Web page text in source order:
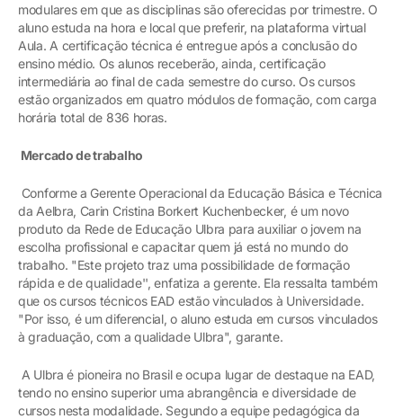
modulares em que as disciplinas são oferecidas por trimestre. O
aluno estuda na hora e local que preferir, na plataforma virtual
Aula. A certificação técnica é entregue após a conclusão do
ensino médio. Os alunos receberão, ainda, certificação
intermediária ao final de cada semestre do curso. Os cursos
estão organizados em quatro módulos de formação, com carga
horária total de 836 horas.
Mercado de trabalho
Conforme a Gerente Operacional da Educação Básica e Técnica
da Aelbra, Carin Cristina Borkert Kuchenbecker, é um novo
produto da Rede de Educação Ulbra para auxiliar o jovem na
escolha profissional e capacitar quem já está no mundo do
trabalho. "Este projeto traz uma possibilidade de formação
rápida e de qualidade'', enfatiza a gerente. Ela ressalta também
que os cursos técnicos EAD estão vinculados à Universidade.
"Por isso, é um diferencial, o aluno estuda em cursos vinculados
à graduação, com a qualidade Ulbra", garante.
A Ulbra é pioneira no Brasil e ocupa lugar de destaque na EAD,
tendo no ensino superior uma abrangência e diversidade de
cursos nesta modalidade. Segundo a equipe pedagógica da